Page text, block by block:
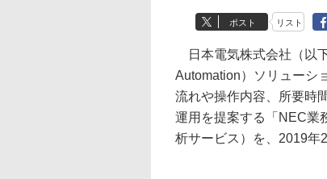
ポスト リスト
日本電気株式会社（以
Automation）ソリューシ
流れや操作内容、所要時
運用を提案する「NEC業
析サービス）を、2019年